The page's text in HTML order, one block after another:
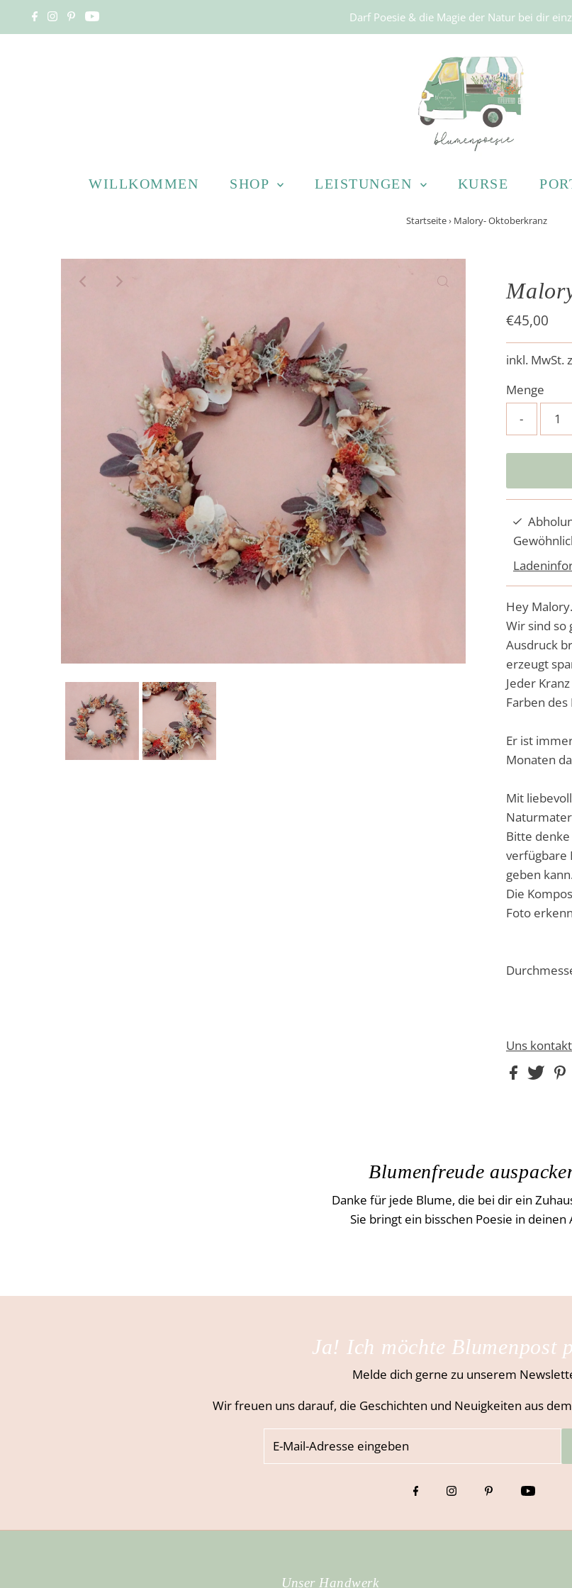
Darf Poesie & die Magie der Natur bei dir
WILLKOMMEN SHOP LEISTUNGEN KURSE
Startseite› Malory- Oktoberkranz
Regulärer
Preis
€45,00
inkl. MwSt.
Menge
-
Hey Malory.
Wir sind so
Ausdruck
erzeugt
Jeder
Farben
Er ist
Monaten
Mit
Bitte
verfügbare
geben
Die
Foto
Uns
Blumenfreude
Danke für jede Blume, die bei dir ein
Sie bringt ein bisschen Poesie in deinen
Ja! Ich möchte Blumenpost
Melde dich gerne zu unserem
Wir freuen uns darauf, die Geschichten und Neuigkeiten aus
Unser Handwerk